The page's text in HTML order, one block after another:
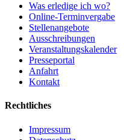
Was erledige ich wo?
Online-Terminvergabe
Stellenangebote
Ausschreibungen
Veranstaltungskalender
Presseportal
Anfahrt
Kontakt
Rechtliches
Impressum